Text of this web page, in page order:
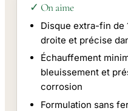
✓ On aime
Disque extra-fin de
droite et précise
Échauffement
bleuissement et
corrosion
Formulation sans